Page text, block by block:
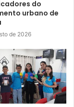
a gripe é uma
pelo
de transmissão,
pela maioria
comuns estão:
e dor de
do
urbano de
de 2026